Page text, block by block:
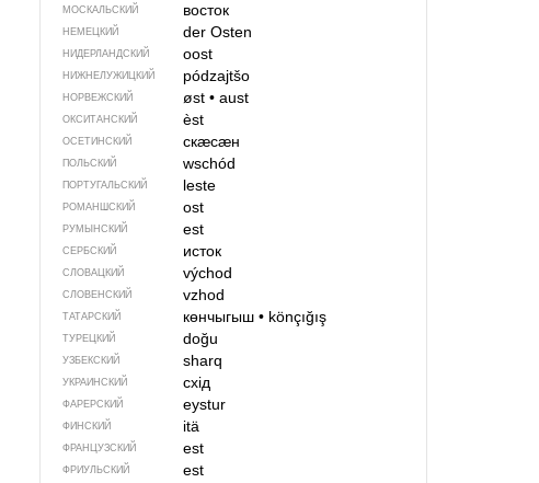
МОСКАЛЬСКИЙ восток
НЕМЕЦКИЙ der Osten
НИДЕРЛАНДСКИЙ oost
НИЖНЕЛУЖИЦКИЙ pódzajtšo
НОРВЕЖСКИЙ øst• aust
ОКСИТАНСКИЙ èst
ОСЕТИНСКИЙ скӕсӕн
ПОЛЬСКИЙ wschód
ПОРТУГАЛЬСКИЙ leste
РОМАНШСКИЙ ost
РУМЫНСКИЙ est
СЕРБСКИЙ исток
СЛОВАЦКИЙ východ
СЛОВЕНСКИЙ vzhod
ТАТАРСКИЙ көнчыгыш• könçığış
ТУРЕЦКИЙ doğu
УЗБЕКСКИЙ sharq
УКРАИНСКИЙ схід
ФАРЕРСКИЙ eystur
ФИНСКИЙ itä
ФРАНЦУЗСКИЙ est
ФРИУЛЬСКИЙ est